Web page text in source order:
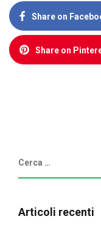
Share on
Share on
Articoli recenti